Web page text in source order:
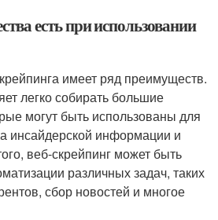
есть при использовании
имеет ряд преимуществ.
легко собирать большие
могут быть использованы для
инсайдерской информации и
веб-скрейпинг может быть
различных задач, таких
сбор новостей и многое